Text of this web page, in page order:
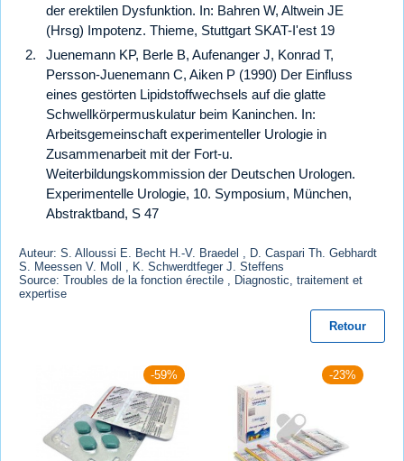
der erektilen Dysfunktion. In: Bahren W, Altwein JE
(Hrsg) Impotenz. Thieme, Stuttgart SKAT-I'est 19
Juenemann KP, Berle B, Aufenanger J, Konrad T,
Persson-Juenemann C, Aiken P (1990) Der Einfluss
eines gestörten Lipidstoffwechsels auf die glatte
Schwellkörpermuskulatur beim Kaninchen. In:
Arbeitsgemeinschaft experimenteller Urologie in
Zusammenarbeit mit der Fort-u.
Weiterbildungskommission der Deutschen Urologen.
Experimentelle Urologie, 10. Symposium, München,
Abstraktband, S 47
Auteur: S. Alloussi E. Becht H.-V. Braedel , D. Caspari Th. Gebhardt
S. Meessen V. Moll , K. Schwerdtfeger J. Steffens
Source: Troubles de la fonction érectile , Diagnostic, traitement et
expertise
Retour
-59% -23%